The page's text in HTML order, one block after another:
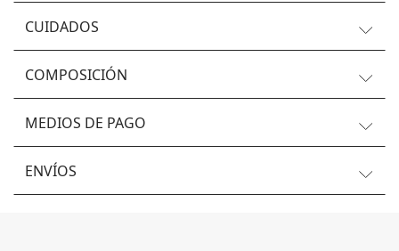
CUIDADOS
COMPOSICIÓN
MEDIOS DE PAGO
ENVÍOS